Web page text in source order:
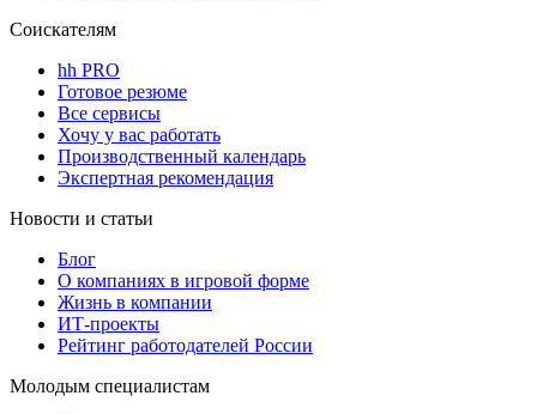
Соискателям
hh PRO
Готовое резюме
Все сервисы
Хочу у вас работать
Производственный календарь
Экспертная рекомендация
Новости и статьи
Блог
О компаниях в игровой форме
Жизнь в компании
ИТ-проекты
Рейтинг работодателей России
Молодым специалистам